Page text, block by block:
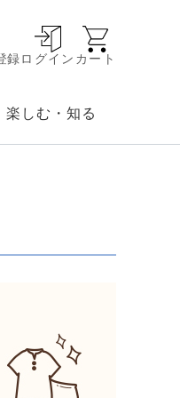
録ログイン カート
楽しむ・知る